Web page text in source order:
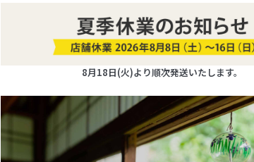
8月18日(火)より順次発送いたします。